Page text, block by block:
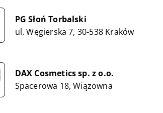
PG Słoń Torbalski
ul. Węgierska 7, 30-538 Kraków
DAX Cosmetics sp. z o.o.
Spacerowa 18, Wiązowna